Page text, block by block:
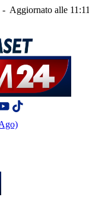
- Aggiornato alle 11:11